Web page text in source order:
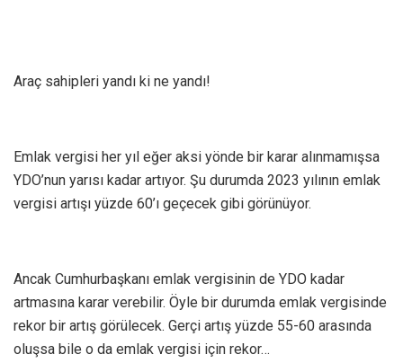
Araç sahipleri yandı ki ne yandı!
Emlak vergisi her yıl eğer aksi yönde bir karar alınmamışsa
YDO’nun yarısı kadar artıyor. Şu durumda 2023 yılının emlak
vergisi artışı yüzde 60’ı geçecek gibi görünüyor.
Ancak Cumhurbaşkanı emlak vergisinin de YDO kadar
artmasına karar verebilir. Öyle bir durumda emlak vergisinde
rekor bir artış görülecek. Gerçi artış yüzde 55-60 arasında
oluşsa bile o da emlak vergisi için rekor…